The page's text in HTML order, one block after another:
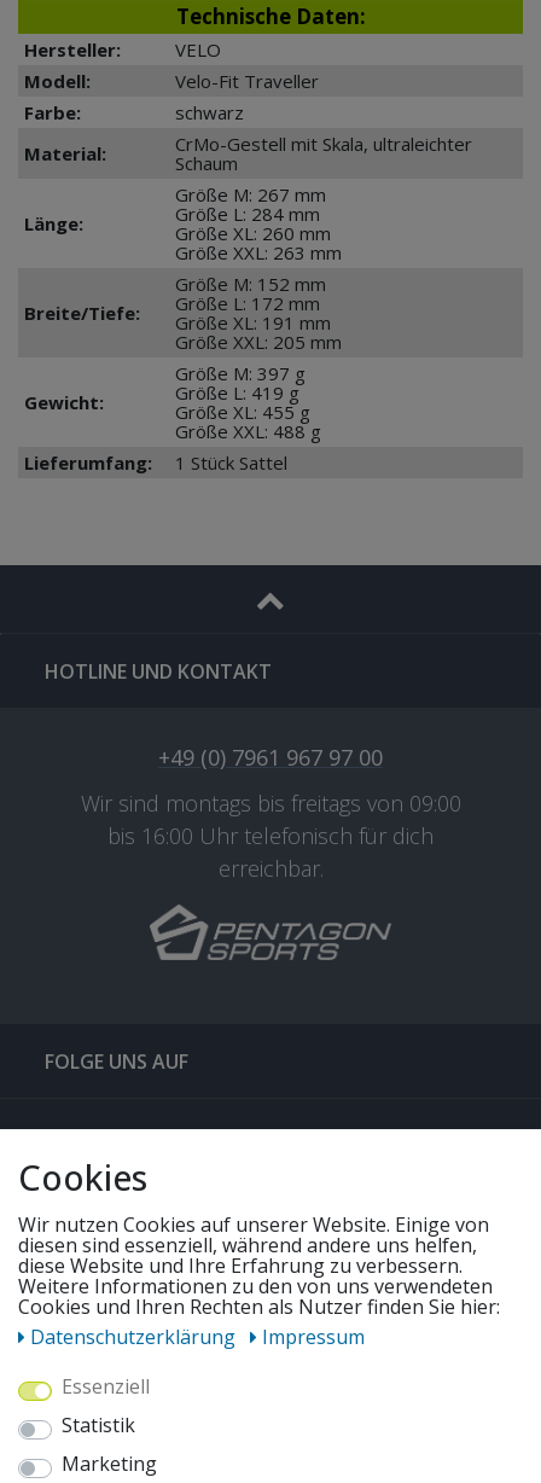
Technische Daten:
Hersteller:
VELO
Modell:
Velo-Fit Traveller
Farbe:
schwarz
Material:
CrMo-Gestell mit Skala, ultraleichter
Schaum
Länge:
Größe M: 267 mm
Größe L: 284 mm
Größe XL: 260 mm
Größe XXL: 263 mm
Breite/Tiefe:
Größe M: 152 mm
Größe L: 172 mm
Größe XL: 191 mm
Größe XXL: 205 mm
Gewicht:
Größe M: 397 g
Größe L: 419 g
Größe XL: 455 g
Größe XXL: 488 g
Lieferumfang:
1 Stück Sattel
HOTLINE UND KONTAKT
+49 (0) 7961 967 97 00
Wir sind montags bis freitags von 09:00
bis 16:00 Uhr telefonisch für dich
erreichbar.
FOLGE UNS AUF
QUICKLINKS & TIPPS
UNSERE ANGEBOTE
WIR VERSENDEN MIT
Cookies
Wir nutzen Cookies auf unserer Website. Einige von
diesen sind essenziell, während andere uns helfen,
diese Website und Ihre Erfahrung zu verbessern.
Weitere Informationen zu den von uns verwendeten
Cookies und Ihren Rechten als Nutzer finden Sie hier:
Daten­schutz­erklärung
Impressum
Essenziell
Statistik
Marketing